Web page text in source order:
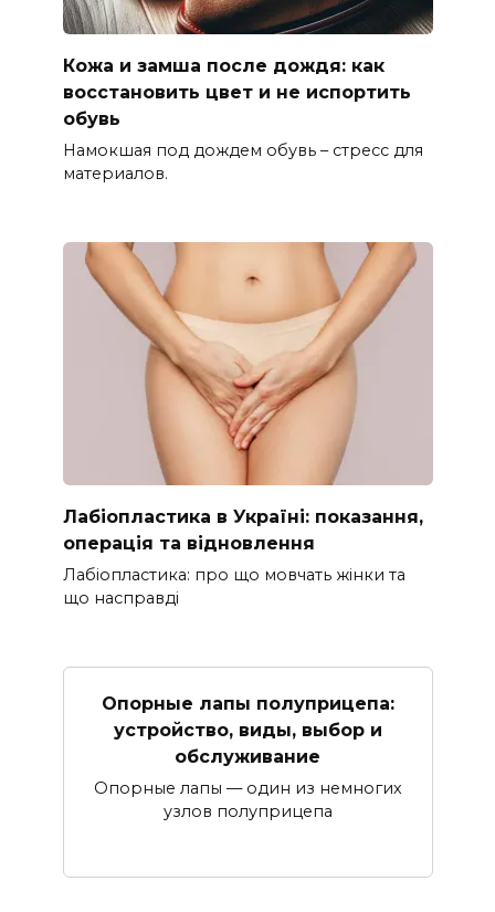
Кожа и замша после дождя: как
восстановить цвет и не испортить
обувь
Намокшая под дождем обувь – стресс для
материалов.
Лабіопластика в Україні: показання,
операція та відновлення
Лабіопластика: про що мовчать жінки та
що насправді
Опорные лапы полуприцепа:
устройство, виды, выбор и
обслуживание
Опорные лапы — один из немногих
узлов полуприцепа